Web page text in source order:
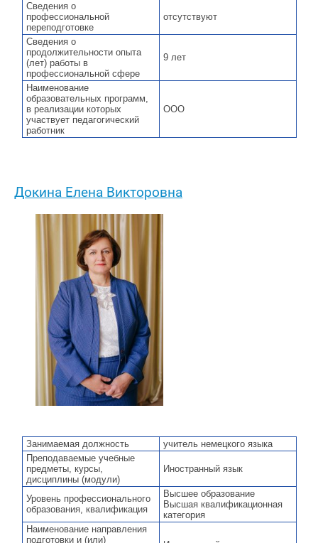
Сведения о
профессиональной
переподготовке
отсутствуют
Сведения о
продолжительности опыта
(лет) работы в
профессиональной сфере
9 лет
Наименование
образовательных программ,
в реализации которых
участвует педагогический
работник
ООО
Докина Елена Викторовна
Занимаемая должность
учитель немецкого языка
Преподаваемые учебные
предметы, курсы,
дисциплины (модули)
Иностранный язык
Уровень профессионального
образования, квалификация
Высшее образование
Высшая квалификационная
категория
Наименование направления
подготовки и (или)